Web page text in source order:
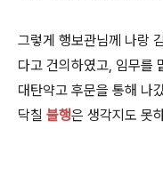
그렇게 행보관님께 나랑
다고 건의하였고, 임무를
대탄약고 후문을 통해 나
닥칠 불행은 생각지도 못